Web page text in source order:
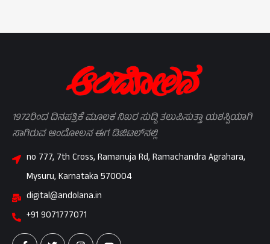
1972ರಿಂದ ದಿನಪತ್ರಿಕೆ ಮೂಲಕ ನಿಖರ ಸುದ್ದಿ ತಲುಪಿಸುತ್ತಾ ಯಶಸ್ವಿಯಾಗಿ
ಸಾಗಿರುವ ಆಂದೋಲನ ಈಗ ಡಿಜಿಟಲ್‌ನಲ್ಲಿ
no 777, 7th Cross, Ramanuja Rd, Ramachandra Agrahara,
Mysuru, Karnataka 570004
digital@andolana.in
+91 9071777071